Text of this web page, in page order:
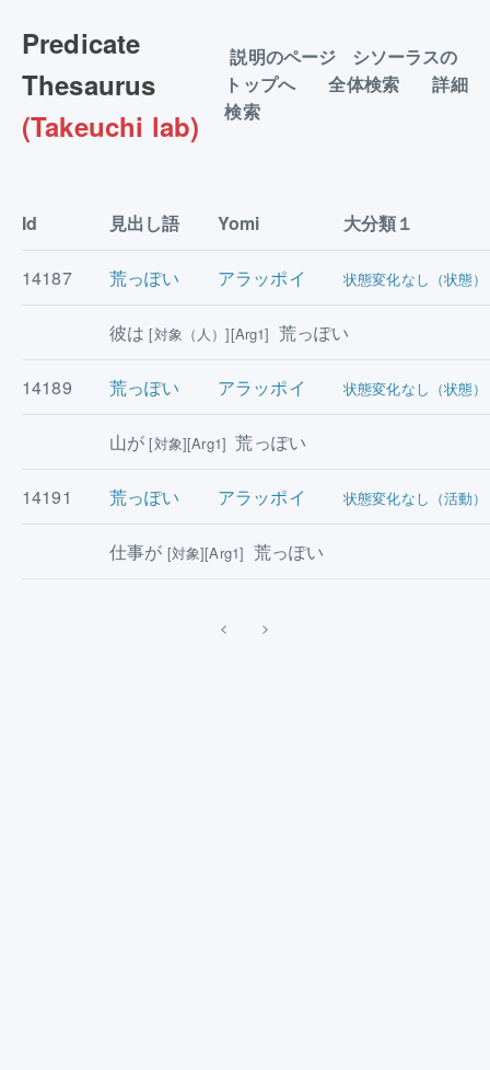
Predicate
Thesaurus
(Takeuchi lab)
説明のページ
シソーラスの
トップへ
全体検索
詳細
検索
Id 見出し語 Yomi 大分類１
14187 荒っぽい アラッポイ 状態変化なし（状態）
彼は[対象（人）][Arg1] 荒っぽい
14189 荒っぽい アラッポイ 状態変化なし（状態）
山が[対象][Arg1] 荒っぽい
14191 荒っぽい アラッポイ 状態変化なし（活動）
仕事が [対象][Arg1] 荒っぽい
< >